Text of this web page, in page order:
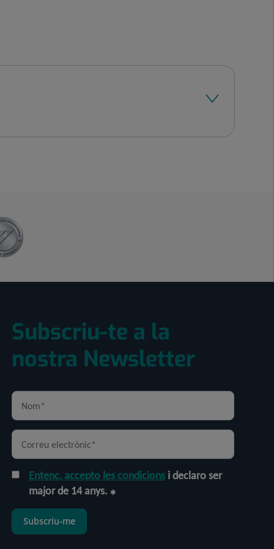
Subscriu-te a la
nostra Newsletter
Entenc, accepto les condicions i declaro ser
major de 14 anys.
Subscriu-me